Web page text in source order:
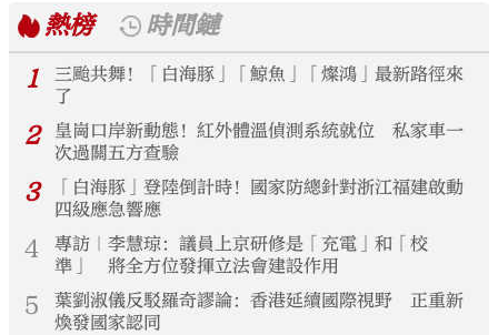
熱榜
時間鏈
1
三颱共舞！「白海豚」「鯨魚」「燦鴻」最新路徑來
了
2
皇崗口岸新動態！紅外體溫偵測系統就位 私家車一
次過關五方查驗
3
「白海豚」登陸倒計時！國家防總針對浙江福建啟動
四級應急響應
4
專訪｜李慧琼：議員上京研修是「充電」和「校
準」 將全方位發揮立法會建設作用
5
葉劉淑儀反駁羅奇謬論：香港延續國際視野 正重新
煥發國家認同